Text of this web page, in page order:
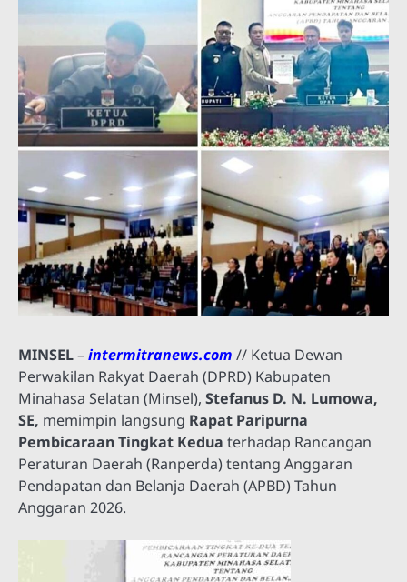
MINSEL–intermitranews.com // Ketua Dewan
Perwakilan Rakyat Daerah (DPRD) Kabupaten
Minahasa Selatan (Minsel), Stefanus D. N. Lumowa,
SE, memimpin langsung Rapat Paripurna
Pembicaraan Tingkat Kedua terhadap Rancangan
Peraturan Daerah (Ranperda) tentang Anggaran
Pendapatan dan Belanja Daerah (APBD) Tahun
Anggaran 2026.